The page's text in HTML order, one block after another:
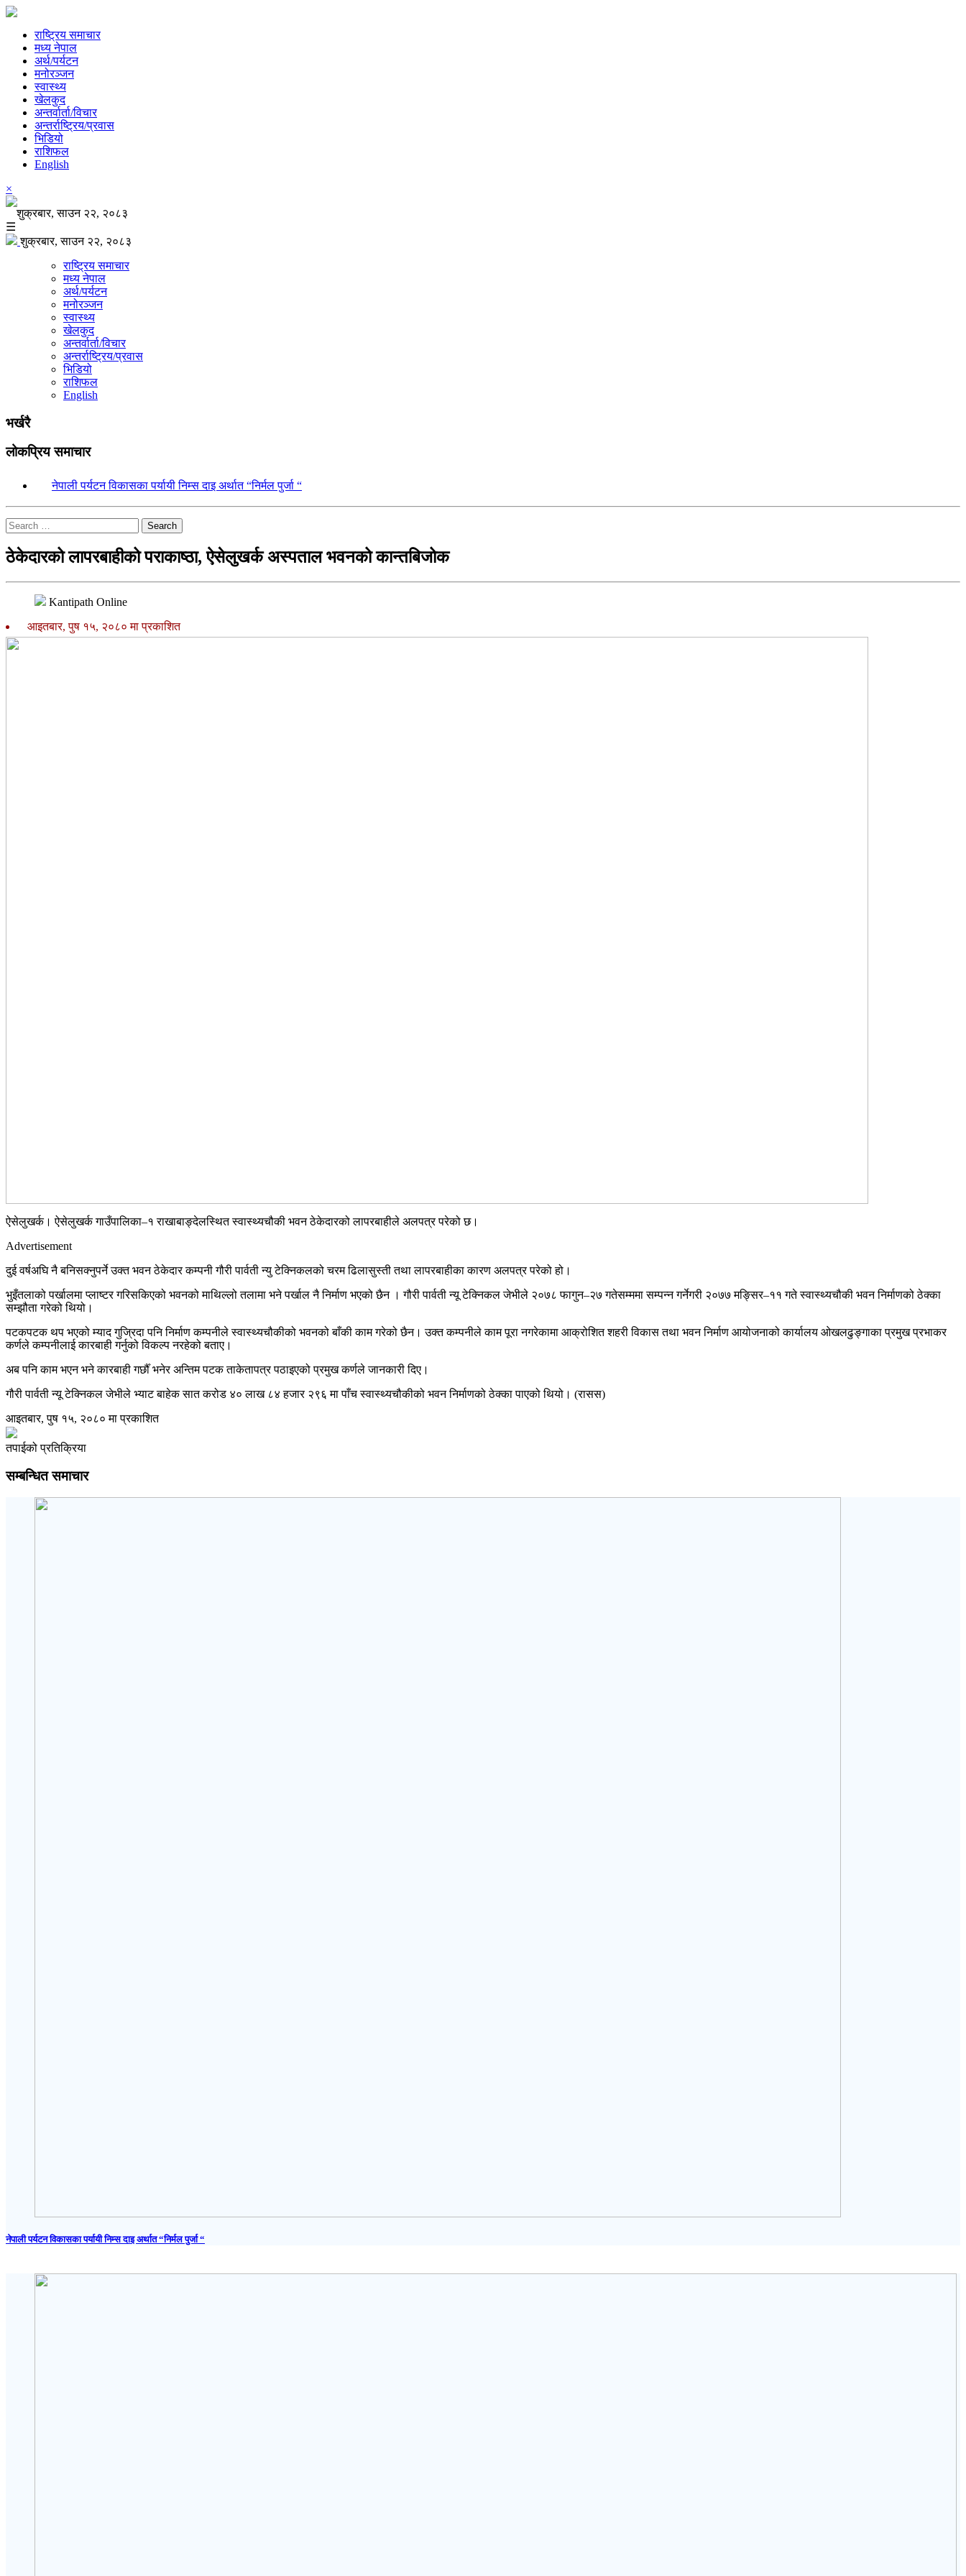
राष्ट्रिय समाचार
मध्य नेपाल
अर्थ/पर्यटन
मनोरञ्जन
स्वास्थ्य
खेलकुद
अन्तर्वार्ता/विचार
अन्तर्राष्ट्रिय/प्रवास
भिडियो
राशिफल
English
×
शुक्रबार, साउन २२, २०८३
☰
शुक्रबार, साउन २२, २०८३
राष्ट्रिय समाचार
मध्य नेपाल
अर्थ/पर्यटन
मनोरञ्जन
स्वास्थ्य
खेलकुद
अन्तर्वार्ता/विचार
अन्तर्राष्ट्रिय/प्रवास
भिडियो
राशिफल
English
भर्खरै
लोकप्रिय समाचार
नेपाली पर्यटन विकासका पर्यायी निम्स दाइ अर्थात “निर्मल पुर्जा “
Search
ठेकेदारको लापरबाहीको पराकाष्ठा, ऐसेलुखर्क अस्पताल भवनको कान्तबिजोक
Kantipath Online
आइतबार, पुष १५, २०८० मा प्रकाशित
ऐसेलुखर्क। ऐसेलुखर्क गाउँपालिका–१ राखाबाङ्देलस्थित स्वास्थ्यचौकी भवन ठेकेदारको लापरबाहीले अलपत्र परेको छ।
Advertisement
दुई वर्षअघि नै बनिसक्नुपर्ने उक्त भवन ठेकेदार कम्पनी गौरी पार्वती न्यु टेक्निकलको चरम ढिलासुस्ती तथा लापरबाहीका कारण अलपत्र परेको हो।
भुइँतलाको पर्खालमा प्लाष्टर गरिसकिएको भवनको माथिल्लो तलामा भने पर्खाल नै निर्माण भएको छैन । गौरी पार्वती न्यू टेक्निकल जेभीले २०७८ फागुन–२७ गतेसम्ममा सम्पन्न गर्नेगरी २०७७ मङ्सिर–११ गते स्वास्थ्यचौकी भवन निर्माणको ठेक्का
सम्झौता गरेको थियो।
पटकपटक थप भएको म्याद गुज्रिदा पनि निर्माण कम्पनीले स्वास्थ्यचौकीको भवनको बाँकी काम गरेको छैन। उक्त कम्पनीले काम पूरा नगरेकामा आक्रोशित शहरी विकास तथा भवन निर्माण आयोजनाको कार्यालय ओखलढुङ्गाका प्रमुख प्रभाकर
कर्णले कम्पनीलाई कारबाही गर्नुको विकल्प नरहेको बताए।
अब पनि काम भएन भने कारबाही गर्छौँ भनेर अन्तिम पटक ताकेतापत्र पठाइएको प्रमुख कर्णले जानकारी दिए।
गौरी पार्वती न्यू टेक्निकल जेभीले भ्याट बाहेक सात करोड ४० लाख ८४ हजार २९६ मा पाँच स्वास्थ्यचौकीको भवन निर्माणको ठेक्का पाएको थियो। (रासस)
आइतबार, पुष १५, २०८० मा प्रकाशित
तपाईको प्रतिक्रिया
सम्बन्धित समाचार
नेपाली पर्यटन विकासका पर्यायी निम्स दाइ अर्थात “निर्मल पुर्जा “